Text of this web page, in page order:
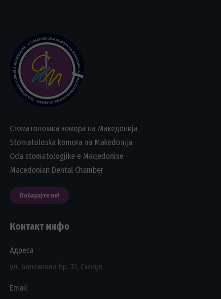
Стоматолошка комора на Македонија
Stomatoloska komora na Makedonija
Oda stomatologjike e Maqedonise
Macedonian Dental Chamber
Побарајте не!
Контакт инфо
Адреса
ул. Балзакова бр. 32, Скопје
Email